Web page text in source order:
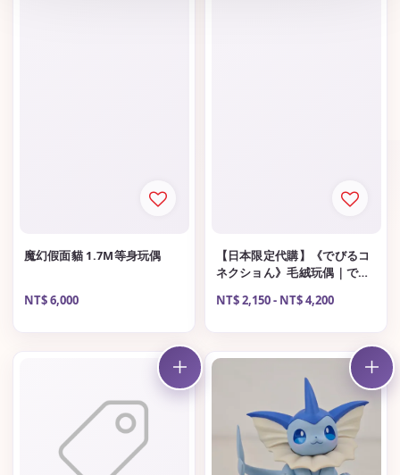
魔幻假面貓 1.7M等身玩偶
Regular
NT$ 6,000
【日本限定代購】《でびるコ
ネクショん》毛絨玩偶｜でび
Regular
NT$ 2,150- NT$ 4,200